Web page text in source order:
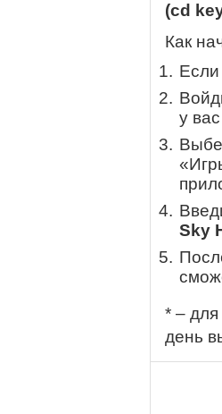
(cd
Как
Если
у
Sky
* –
день